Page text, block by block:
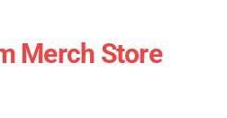
Merch Store